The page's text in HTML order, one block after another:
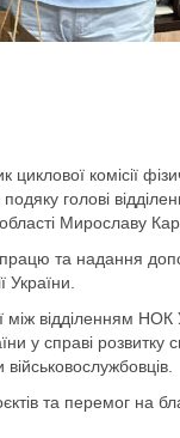
комісії
голові
Мирославу
та надання
України.
відділенням НОК
у справі розвитку
та перемог на